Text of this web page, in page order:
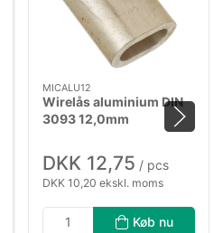
MICALU12
Wirelås aluminium DIN
3093 12,0mm
DKK 12,75 / pcs
DKK 10,20 ekskl. moms
Køb nu